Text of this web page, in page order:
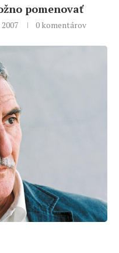
pomenovať
2007 0 komentárov